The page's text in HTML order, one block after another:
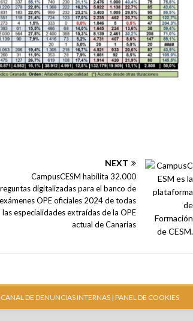
NEXT
CampusCESM habilita 32.000
digitalizadas para el banco de
exámenes OPE oficiales 2024 de todas
las especialidades extraídas de la OPE
actual de Canarias
CANAL DE DENUNCIAS INTERNAS | PANEL DE COOKIES